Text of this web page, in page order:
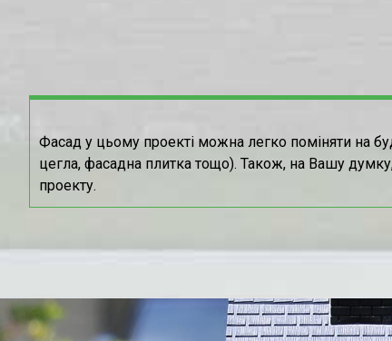
Фасад у цьому проекті можна легко поміняти на
цегла, фасадна плитка тощо). Також, на Вашу
проекту.